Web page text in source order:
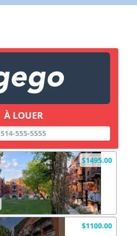
À LOUER
514-555-5555
$1495.00
$1100.00
X Fermer
X Fermer Envoyez